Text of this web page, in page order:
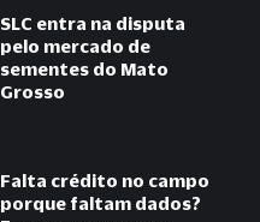
SLC entra na disputa
pelo mercado de
sementes do Mato
Grosso
Falta crédito no campo
porque faltam dados?